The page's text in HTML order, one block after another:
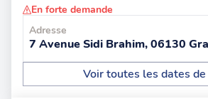
En forte demande
Adresse
7 Avenue Sidi Brahim, 06130
Voir toutes les dates